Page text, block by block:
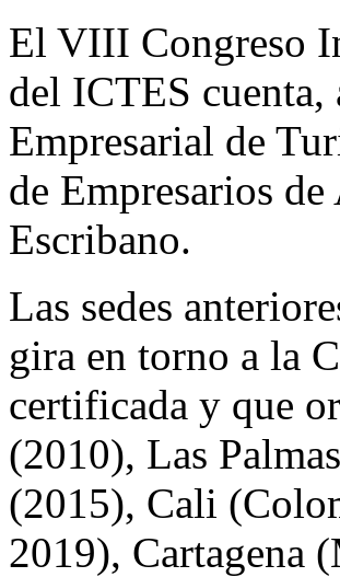
El VIII Congreso
del ICTES cuenta,
Empresarial de
de Empresarios
Escribano.
Las sedes
gira en torno a la
certificada y que
(2010), Las
(2015), Cali
2019), Cartagena